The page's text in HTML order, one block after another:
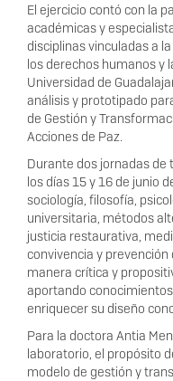
El ejercicio contó con la
académicas y
disciplinas vinculadas a
los derechos humanos y
Universidad de
análisis y prototipado
de Gestión y
Acciones de Paz.
Durante dos jornadas de
los días 15 y 16 de junio
sociología, filosofía,
universitaria, métodos
justicia restaurativa,
convivencia y
manera crítica y
aportando
enriquecer su diseño
Para la doctora Antia
laboratorio, el propósito
modelo de gestión y